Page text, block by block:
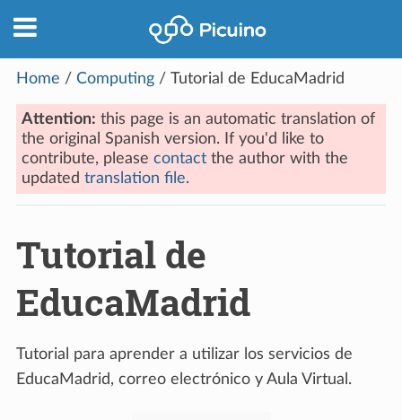
Home / Computing / Tutorial de EducaMadrid
Attention: this page is an automatic translation of
the original Spanish version. If you'd like to
contribute, please contact the author with the
updated translation file.
Tutorial de
EducaMadrid
Tutorial para aprender a utilizar los servicios de
EducaMadrid, correo electrónico y Aula Virtual.